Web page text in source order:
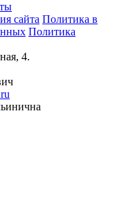
сайта Политика в
Политика
4.